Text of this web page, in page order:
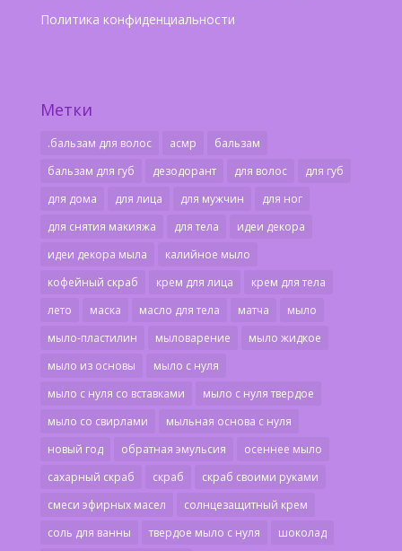
Политика конфиденциальности
Метки
.бальзам для волос асмр
бальзам
бальзам для губ
дезодорант для волос
для губ
для дома
для лица для мужчин
для ног
для снятия макияжа
для тела
идеи декора
идеи декора мыла
калийное мыло
кофейный скраб
крем для лица
крем для тела
лето
маска масло для тела матча
мыло
мыло-пластилин
мыловарение
мыло жидкое
мыло из основы
мыло с нуля
мыло с нуля со вставками
мыло с нуля твердое
мыло со свирлами
мыльная основа с нуля
новый год
обратная эмульсия
осеннее мыло
сахарный скраб
скраб
скраб своими руками
смеси эфирных масел
солнцезащитный крем
соль для ванны
твердое мыло с нуля
шоколад